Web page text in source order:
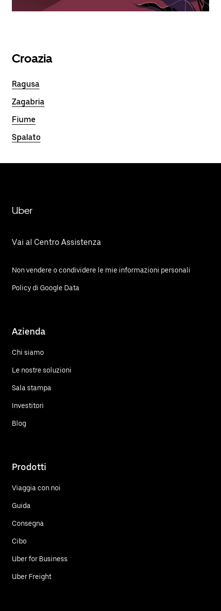
Croazia
Ragusa
Zagabria
Fiume
Spalato
Uber
Vai al Centro Assistenza
Non vendere o condividere le mie informazioni personali
Policy di Google Data
Azienda
Chi siamo
Le nostre soluzioni
Sala stampa
Investitori
Blog
Prodotti
Viaggia con noi
Guida
Consegna
Cibo
Uber for Business
Uber Freight